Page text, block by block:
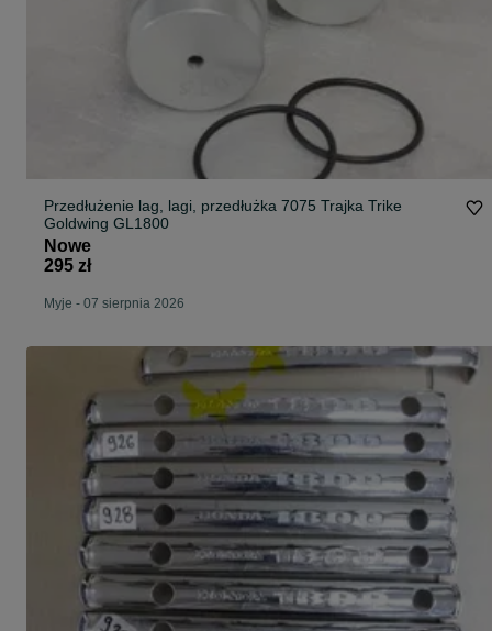
Przedłużenie lag, lagi, przedłużka 7075 Trajka Trike
Goldwing GL1800
Nowe
295 zł
Myje - 07 sierpnia 2026